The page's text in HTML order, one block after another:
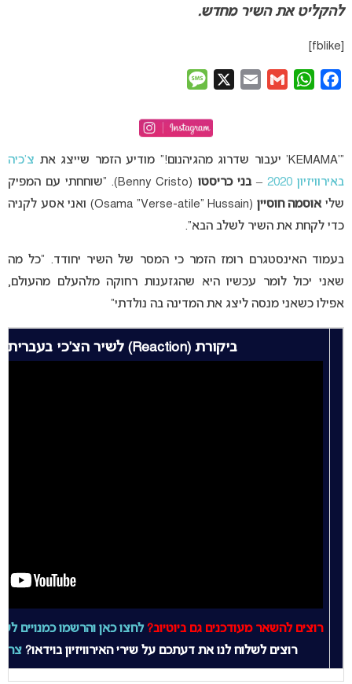
להקליט את השיר מחדש.
Facebook
WhatsApp
Gmail
Email
“‘KEMAMA’ יעבור שדרוג מהגיהנום!” מודיע הזמר שייצג את
צ’כיה
באירוויזיון 2020
–בני כריסטו
(Benny Cristo). “שוחחתי עם המפיק
שליאוסמה חוסיין
(Osama “Verse-atile” Hussain) ואני אסע לקניה
כדי לקחת את השיר לשלב הבא”.
בעמוד האינסטגרם רומז הזמר כי המסר של השיר יחודד. “כל מה
שאני יכול לומר עכשיו היא שהגזענות רחוקה מלהעלם מהעולם,
אפילו כשאני מנסה ליצג את המדינה בה נולדתי”
ביקורת (Reaction) לשיר הצ’כי בעברית:
רוצים להשאר מעודכנים גם ביוטיוב? לחצו כאן והרשמו כמנויים
רוצים לשלוח לנו את דעתכם על שירי האירוויזיון בוידאו?צרו